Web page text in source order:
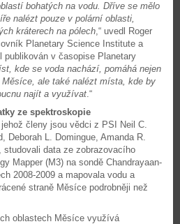
bohatých na vodu. Dříve se mělo
nalézt pouze v polární oblasti,
kráterech na pólech,“ uvedl Roger
Planetary Science Institute a
publikován v časopise Planetary
kde se voda nachází, pomáhá nejen
ale také nalézt místa, kde by
najít a využívat.“
ze spektroskopie
členy jsou vědci z PSI Neil C.
Deborah L. Domingue, Amanda R.
studovali data ze zobrazovacího
Mapper (M3) na sondě Chandrayaan-
2008-2009 a mapovala vodu a
straně Měsíce podrobněji než
oblastech Měsíce využívá